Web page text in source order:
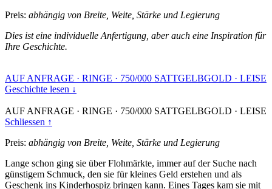
Preis: abhängig von Breite, Weite, Stärke und Legierung
Dies ist eine individuelle Anfertigung, aber auch eine Inspiration für
Ihre Geschichte.
AUF ANFRAGE · RINGE · 750/000 SATTGELBGOLD · LEISE
Geschichte lesen ↓
AUF ANFRAGE · RINGE · 750/000 SATTGELBGOLD · LEISE
Schliessen ↑
Preis: abhängig von Breite, Weite, Stärke und Legierung
Lange schon ging sie über Flohmärkte, immer auf der Suche nach
günstigem Schmuck, den sie für kleines Geld erstehen und als
Geschenk ins Kinderhospiz bringen kann. Eines Tages kam sie mit